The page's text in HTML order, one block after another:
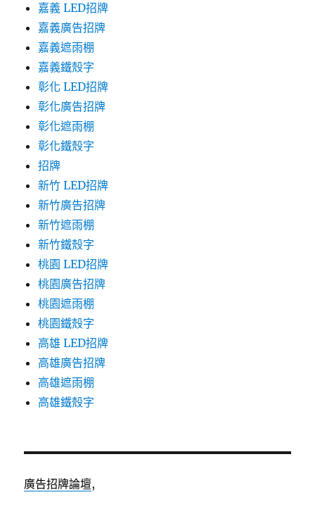
嘉義 LED招牌
嘉義廣告招牌
嘉義遮雨棚
嘉義鐵殼字
彰化 LED招牌
彰化廣告招牌
彰化遮雨棚
彰化鐵殼字
招牌
新竹 LED招牌
新竹廣告招牌
新竹遮雨棚
新竹鐵殼字
桃園 LED招牌
桃園廣告招牌
桃園遮雨棚
桃園鐵殼字
高雄 LED招牌
高雄廣告招牌
高雄遮雨棚
高雄鐵殼字
廣告招牌論壇,